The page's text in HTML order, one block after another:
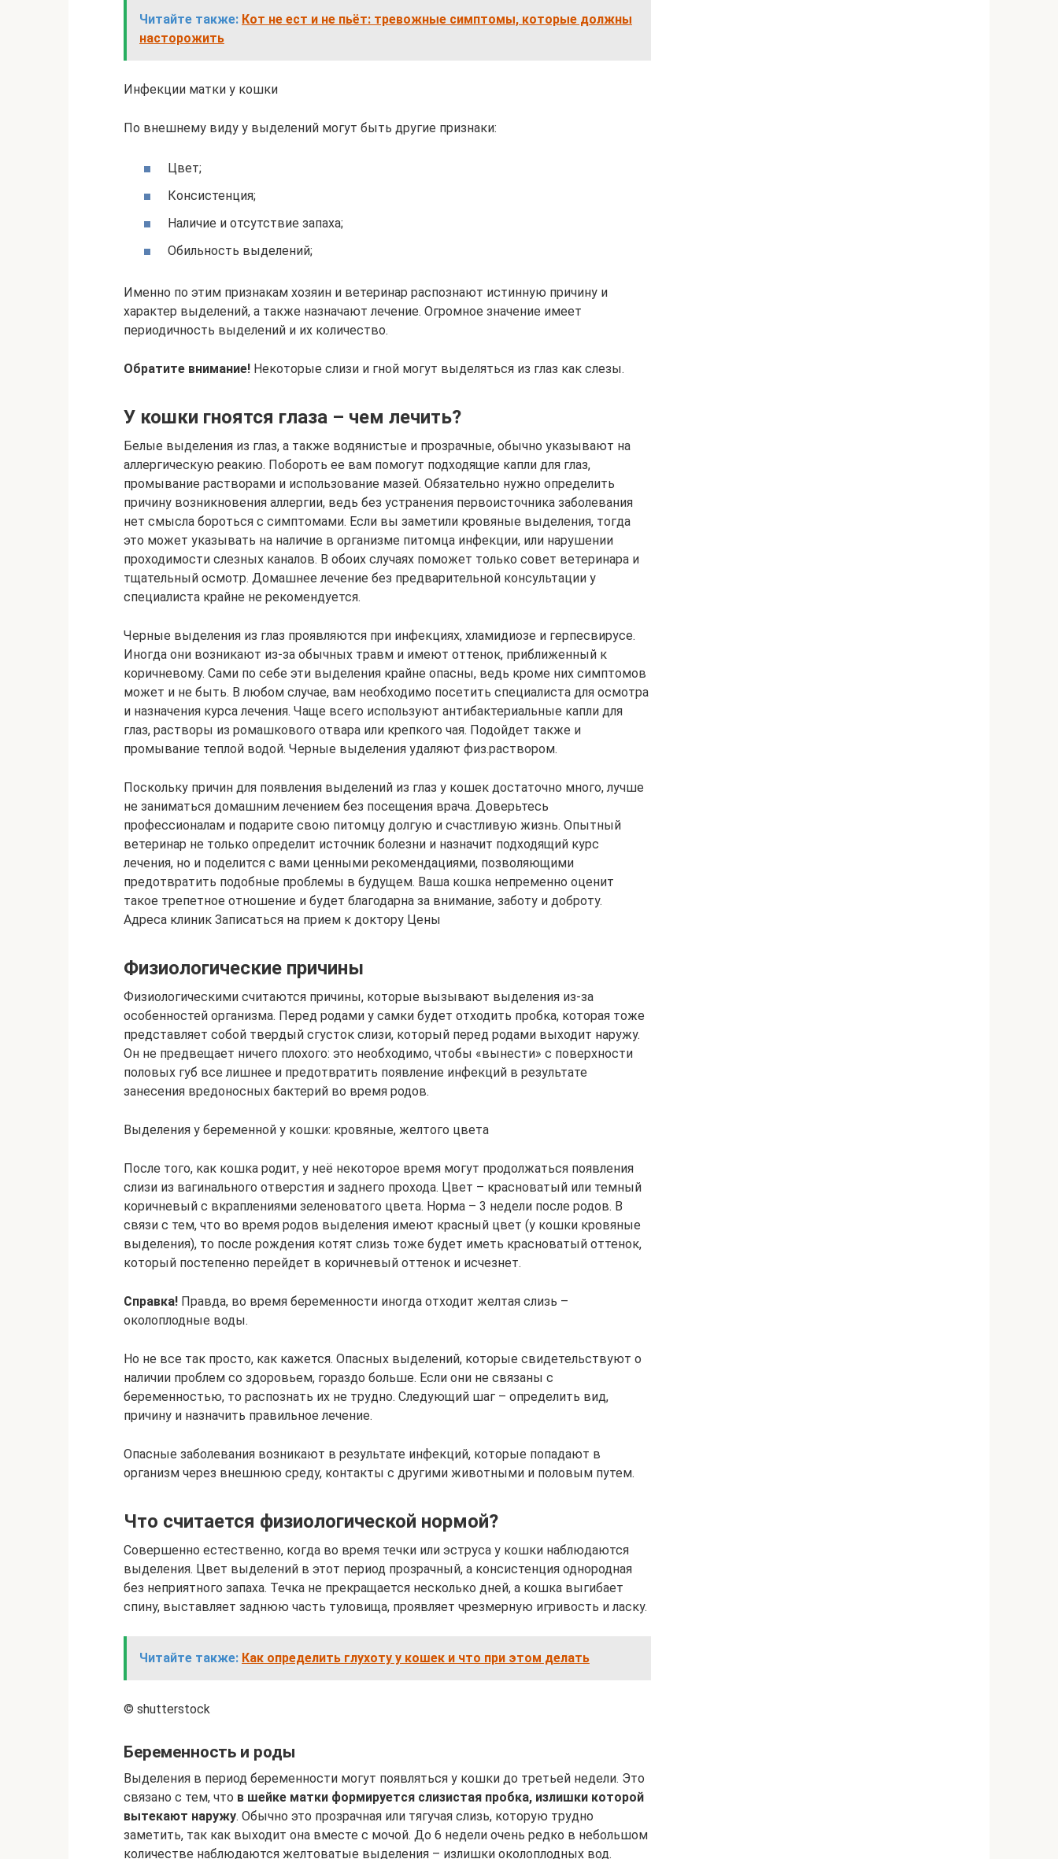
Читайте также: Кот не ест и не пьёт: тревожные симптомы, которые должны
насторожить
Инфекции матки у кошки
По внешнему виду у выделений могут быть другие признаки:
Цвет;
Консистенция;
Наличие и отсутствие запаха;
Обильность выделений;
Именно по этим признакам хозяин и ветеринар распознают истинную причину и
характер выделений, а также назначают лечение. Огромное значение имеет
периодичность выделений и их количество.
Обратите внимание! Некоторые слизи и гной могут выделяться из глаз как слезы.
У кошки гноятся глаза – чем лечить?
Белые выделения из глаз, а также водянистые и прозрачные, обычно указывают на
аллергическую реакию. Побороть ее вам помогут подходящие капли для глаз,
промывание растворами и использование мазей. Обязательно нужно определить
причину возникновения аллергии, ведь без устранения первоисточника заболевания
нет смысла бороться с симптомами. Если вы заметили кровяные выделения, тогда
это может указывать на наличие в организме питомца инфекции, или нарушении
проходимости слезных каналов. В обоих случаях поможет только совет ветеринара и
тщательный осмотр. Домашнее лечение без предварительной консультации у
специалиста крайне не рекомендуется.
Черные выделения из глаз проявляются при инфекциях, хламидиозе и герпесвирусе.
Иногда они возникают из-за обычных травм и имеют оттенок, приближенный к
коричневому. Сами по себе эти выделения крайне опасны, ведь кроме них симптомов
может и не быть. В любом случае, вам необходимо посетить специалиста для осмотра
и назначения курса лечения. Чаще всего используют антибактериальные капли для
глаз, растворы из ромашкового отвара или крепкого чая. Подойдет также и
промывание теплой водой. Черные выделения удаляют физ.раствором.
Поскольку причин для появления выделений из глаз у кошек достаточно много, лучше
не заниматься домашним лечением без посещения врача. Доверьтесь
профессионалам и подарите свою питомцу долгую и счастливую жизнь. Опытный
ветеринар не только определит источник болезни и назначит подходящий курс
лечения, но и поделится с вами ценными рекомендациями, позволяющими
предотвратить подобные проблемы в будущем. Ваша кошка непременно оценит
такое трепетное отношение и будет благодарна за внимание, заботу и доброту.
Адреса клиник Записаться на прием к доктору Цены
Физиологические причины
Физиологическими считаются причины, которые вызывают выделения из-за
особенностей организма. Перед родами у самки будет отходить пробка, которая тоже
представляет собой твердый сгусток слизи, который перед родами выходит наружу.
Он не предвещает ничего плохого: это необходимо, чтобы «вынести» с поверхности
половых губ все лишнее и предотвратить появление инфекций в результате
занесения вредоносных бактерий во время родов.
Выделения у беременной у кошки: кровяные, желтого цвета
После того, как кошка родит, у неё некоторое время могут продолжаться появления
слизи из вагинального отверстия и заднего прохода. Цвет – красноватый или темный
коричневый с вкраплениями зеленоватого цвета. Норма – 3 недели после родов. В
связи с тем, что во время родов выделения имеют красный цвет (у кошки кровяные
выделения), то после рождения котят слизь тоже будет иметь красноватый оттенок,
который постепенно перейдет в коричневый оттенок и исчезнет.
Справка! Правда, во время беременности иногда отходит желтая слизь –
околоплодные воды.
Но не все так просто, как кажется. Опасных выделений, которые свидетельствуют о
наличии проблем со здоровьем, гораздо больше. Если они не связаны с
беременностью, то распознать их не трудно. Следующий шаг – определить вид,
причину и назначить правильное лечение.
Опасные заболевания возникают в результате инфекций, которые попадают в
организм через внешнюю среду, контакты с другими животными и половым путем.
Что считается физиологической нормой?
Совершенно естественно, когда во время течки или эструса у кошки наблюдаются
выделения. Цвет выделений в этот период прозрачный, а консистенция однородная
без неприятного запаха. Течка не прекращается несколько дней, а кошка выгибает
спину, выставляет заднюю часть туловища, проявляет чрезмерную игривость и ласку.
Читайте также: Как определить глухоту у кошек и что при этом делать
© shutterstock
Беременность и роды
Выделения в период беременности могут появляться у кошки до третьей недели. Это
связано с тем, что в шейке матки формируется слизистая пробка, излишки которой
вытекают наружу. Обычно это прозрачная или тягучая слизь, которую трудно
заметить, так как выходит она вместе с мочой. До 6 недели очень редко в небольшом
количестве наблюдаются желтоватые выделения – излишки околоплодных вод.